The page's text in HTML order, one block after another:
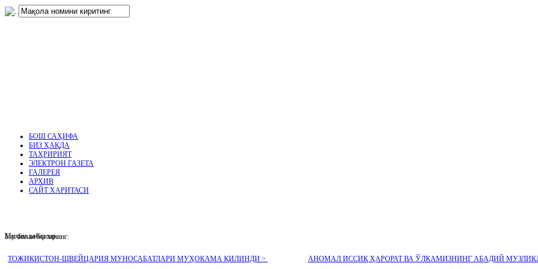
.
БОШ САҲИФА
БИЗ ҲАҚДА
ТАҲРИРИЯТ
ЭЛЕКТРОН ГАЗЕТА
ГАЛЕРЕЯ
АРХИВ
САЙТ ХАРИТАСИ
Муҳим хабарлар :
ТОЖИКИСТОН-ШВЕЙЦАРИЯ МУНОСАБАТЛАРИ МУҲОКАМА ҚИЛИНДИ > АНОМАЛ ИССИҚ ҲАРОРАТ ВА ЎЛКАМИЗНИНГ АБАДИЙ
Биз билан боғланинг: